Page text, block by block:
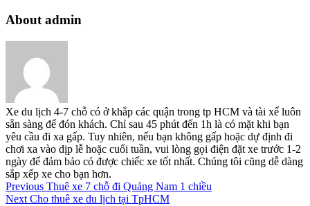
About admin
Xe du lịch 4-7 chỗ có ở khắp các quận trong tp HCM và tài xế luôn
sẵn sàng để đón khách. Chỉ sau 45 phút đến 1h là có mặt khi bạn
yêu cầu đi xa gấp. Tuy nhiên, nếu bạn không gấp hoặc dự định đi
chơi xa vào dịp lễ hoặc cuối tuần, vui lòng gọi điện đặt xe trước 1-2
ngày để đảm bảo có được chiếc xe tốt nhất. Chúng tôi cũng dễ dàng
sắp xếp xe cho bạn hơn.
Previous Thuê xe 7 chỗ đi Quảng Nam 1 chiều
Next Cho thuê xe du lịch tại TpHCM